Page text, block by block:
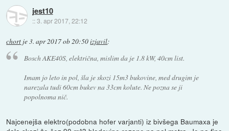
jest10
::3. apr 2017, 22:12
chort je3. apr 2017 ob 20:50izjavil:
Bosch AKE40S, električna, mislim da je 1.8 kW, 40cm list.
Imam jo leto in pol, šla je skozi 15m3 bukovine, med drugim je
narezala tudi 60cm bukev na 33cm kolute. Ne pozna se ji
popolnoma nič.
Najcenejša elektro(podobna hofer varjanti) iz bivšega Baumaxa je